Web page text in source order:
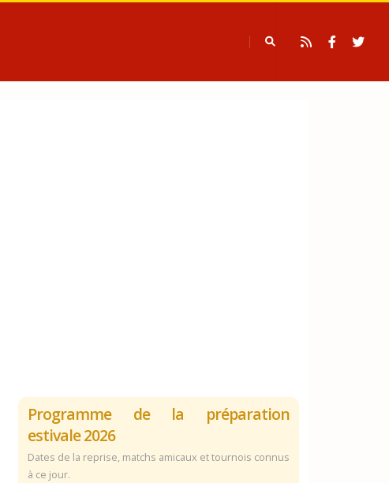
Programme de la préparation
estivale 2026
Dates de la reprise, matchs amicaux et tournois connus
à ce jour.